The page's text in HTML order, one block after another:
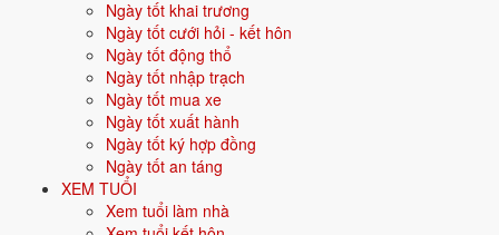
Ngày tốt khai trương
Ngày tốt cưới hỏi - kết hôn
Ngày tốt động thổ
Ngày tốt nhập trạch
Ngày tốt mua xe
Ngày tốt xuất hành
Ngày tốt ký hợp đồng
Ngày tốt an táng
XEM TUỔI
Xem tuổi làm nhà
Cúng Vía Thần Tài có ý nghĩa
Mùng 10 tháng Giêng là ngày vía Thần Tài, dịp quan trọng nhất năm
với người kinh doanh. Dân gian tin cúng chu đáo ngày này sẽ giúp cả
năm buôn may bán đắt. Nhiều người còn đi mua vàng vào đúng ngày
này để lấy may, mong tài lộc sinh sôi. Lễ vía Thần Tài lớn hơn hẳn lễ
cúng hàng ngày, thể hiện sự coi trọng đặc biệt.